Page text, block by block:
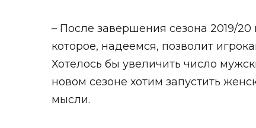
– После завершения сезона 2019/
которое, надеемся, позволит
Хотелось бы увеличить число
новом сезоне хотим запустить
мысли.